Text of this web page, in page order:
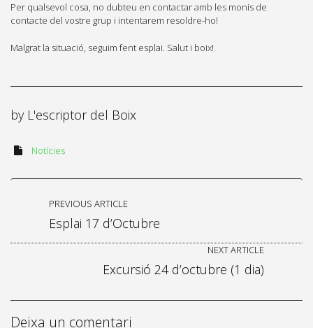
Per qualsevol cosa, no dubteu en contactar amb les monis de
contacte del vostre grup i intentarem resoldre-ho!
Malgrat la situació, seguim fent esplai. Salut i boix!
by L'escriptor del Boix
Notícies
PREVIOUS ARTICLE
Esplai 17 d’Octubre
NEXT ARTICLE
Excursió 24 d’octubre (1 dia)
Deixa un comentari